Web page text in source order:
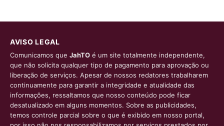
AVISO LEGAL
Comunicamos que JahTO é um site totalmente independente,
que não solicita qualquer tipo de pagamento para aprovação ou
liberação de serviços. Apesar de nossos redatores trabalharem
continuamente para garantir a integridade e atualidade das
informações, ressaltamos que nosso conteúdo pode ficar
desatualizado em alguns momentos. Sobre as publicidades,
temos controle parcial sobre o que é exibido em nosso portal,